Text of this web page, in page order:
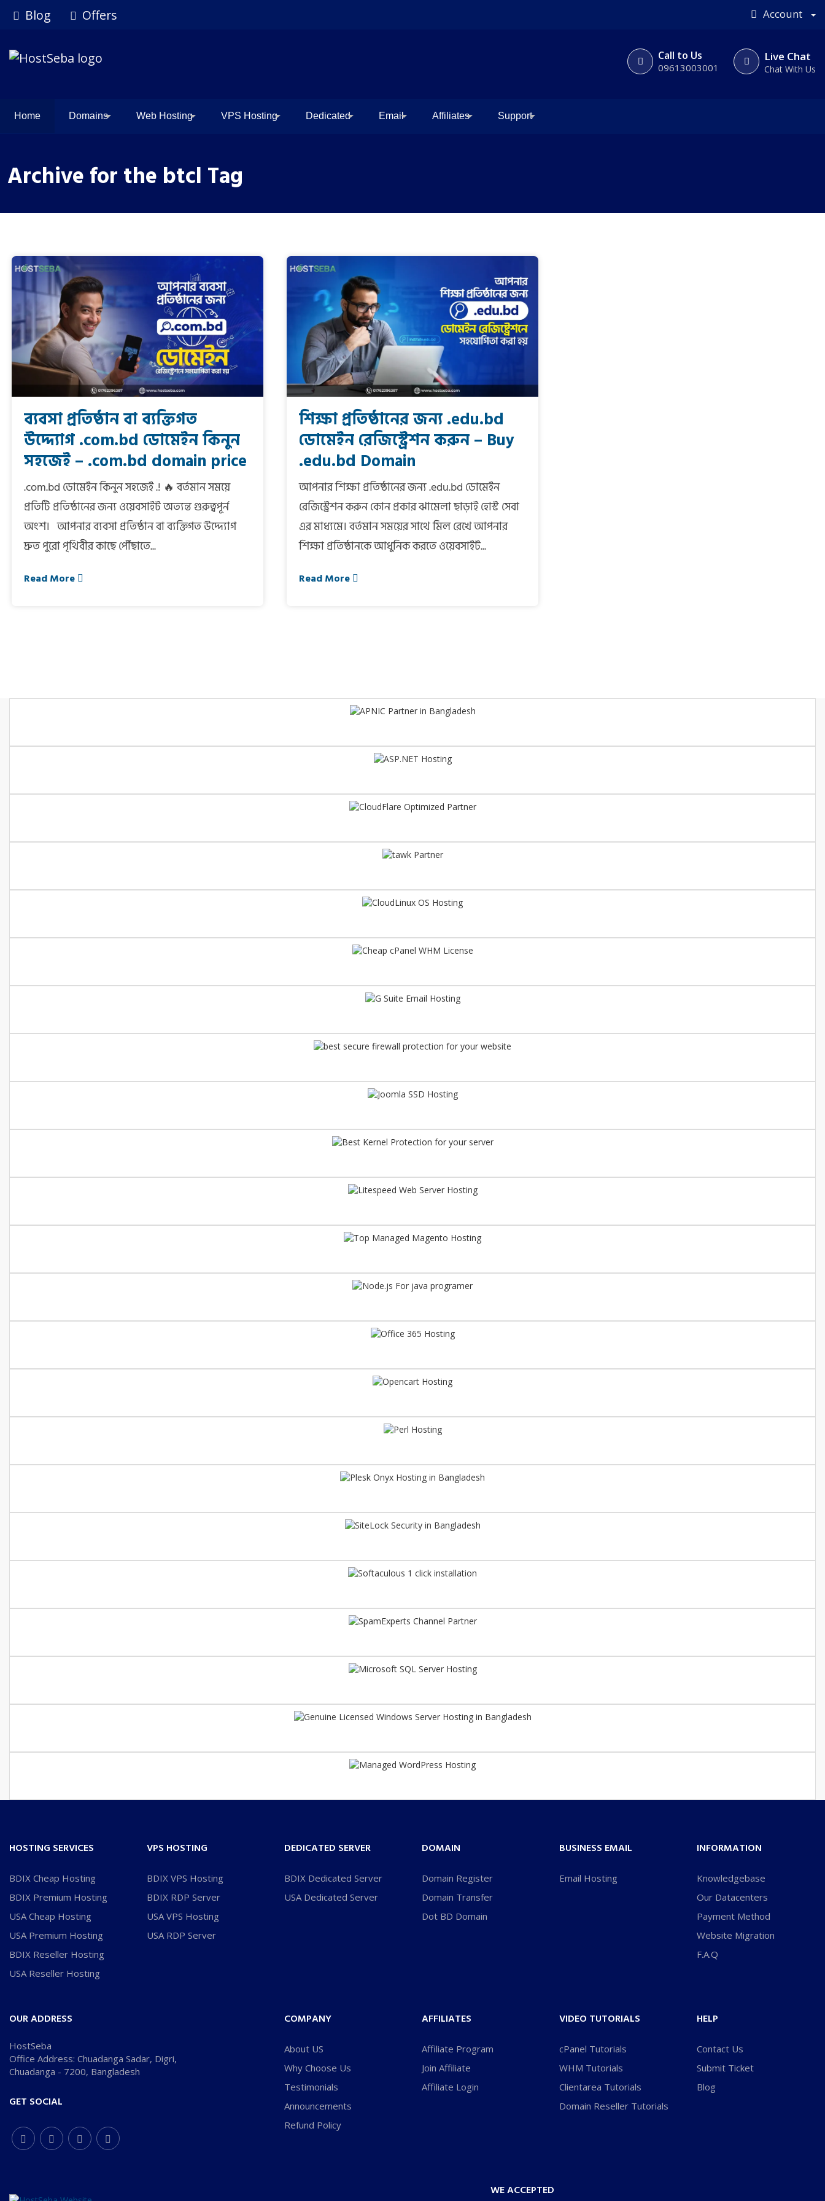
Blog Offers Account
Call to Us
09613003001
Live Chat
Chat With Us
Home Domains Web Hosting VPS Hosting Dedicated Email Affiliates Support
Archive for the btcl Tag
ব্যবসা প্রতিষ্ঠান বা ব্যক্তিগত
উদ্দ্যোগ .com.bd ডোমেইন কিনুন
সহজেই – .com.bd domain price
.com.bd ডোমেইন কিনুন সহজেই .! 🔥 বর্তমান সময়ে
প্রতিটি প্রতিষ্ঠানের জন্য ওয়েবসাইট অত্যন্ত গুরুত্বপূর্ন
অংশ। আপনার ব্যবসা প্রতিষ্ঠান বা ব্যক্তিগত উদ্দ্যোগ
দ্রুত পুরো পৃথিবীর কাছে পৌঁছাতে...
Read More
শিক্ষা প্রতিষ্ঠানের জন্য .edu.bd
ডোমেইন রেজিস্ট্রেশন করুন – Buy
.edu.bd Domain
আপনার শিক্ষা প্রতিষ্ঠানের জন্য .edu.bd ডোমেইন
রেজিস্ট্রেশন করুন কোন প্রকার ঝামেলা ছাড়াই হোস্ট সেবা
এর মাধ্যমে। বর্তমান সময়ের সাথে মিল রেখে আপনার
শিক্ষা প্রতিষ্ঠানকে আধুনিক করতে ওয়েবসাইট...
Read More
HOSTING SERVICES
BDIX Cheap Hosting
BDIX Premium Hosting
USA Cheap Hosting
USA Premium Hosting
BDIX Reseller Hosting
USA Reseller Hosting
VPS HOSTING
BDIX VPS Hosting
BDIX RDP Server
USA VPS Hosting
USA RDP Server
DEDICATED SERVER
BDIX Dedicated Server
USA Dedicated Server
DOMAIN
Domain Register
Domain Transfer
Dot BD Domain
BUSINESS EMAIL
Email Hosting
INFORMATION
Knowledgebase
Our Datacenters
Payment Method
Website Migration
F.A.Q
OUR ADDRESS
HostSeba
Office Address: Chuadanga Sadar, Digri,
Chuadanga - 7200, Bangladesh
GET SOCIAL
COMPANY
About US
Why Choose Us
Testimonials
Announcements
Refund Policy
AFFILIATES
Affiliate Program
Join Affiliate
Affiliate Login
VIDEO TUTORIALS
cPanel Tutorials
WHM Tutorials
Clientarea Tutorials
Domain Reseller Tutorials
HELP
Contact Us
Submit Ticket
Blog
WE ACCEPTED